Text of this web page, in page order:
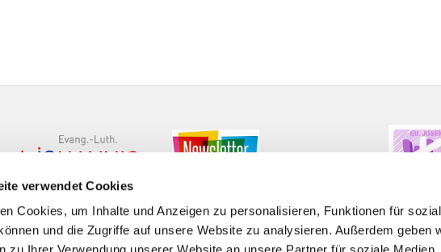
verwendet Cookies
Cookies, um Inhalte und Anzeigen zu personalisieren, Funktionen für
und die Zugriffe auf unsere Website zu analysieren. Außerdem geben